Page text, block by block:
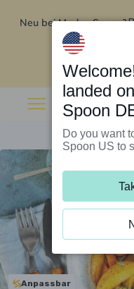
Neu bei Marley Spoon?
Rabatt auf
Anpassbar
landed
Spoon
Do you want
Spoon US to